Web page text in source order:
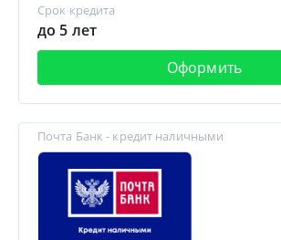
Срок кредита
до 5 лет
Оформить
Почта Банк - кредит наличными